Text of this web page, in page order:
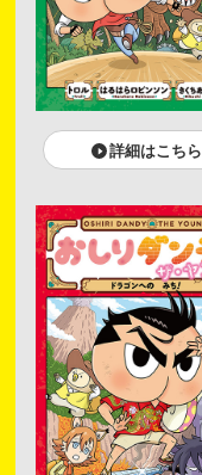
詳細はこちら